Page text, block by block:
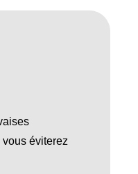
éviterez